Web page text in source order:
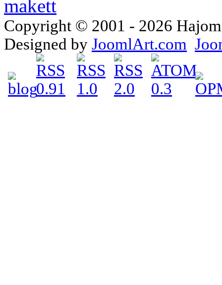
Copyright © 2001 - 2026
Designed by JoomlArt.com